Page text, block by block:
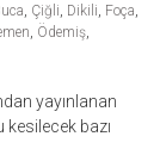
, Çiğli, Dikili, Foça,
, Ödemiş,
yayınlanan
bazı